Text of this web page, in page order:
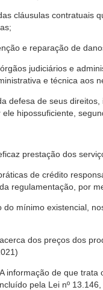
cláusulas contratuais
e reparação de
judiciários e
e técnica aos
defesa de seus
hipossuficiente,
prestação dos
de crédito
regulamentação, por
do mínimo existencial,
dos preços dos
A informação de que trata
pela Lei nº 13.146,